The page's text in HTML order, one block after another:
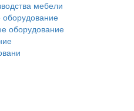
мебели
оборудование